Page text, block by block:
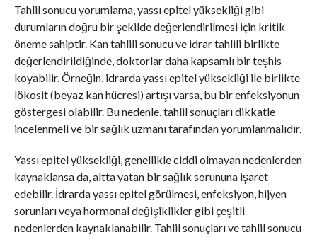
Tahlil sonucu yorumlama, yassı epitel yüksekliği gibi
durumların doğru bir şekilde değerlendirilmesi için kritik
öneme sahiptir. Kan tahlili sonucu ve idrar tahlili birlikte
değerlendirildiğinde, doktorlar daha kapsamlı bir teşhis
koyabilir. Örneğin, idrarda yassı epitel yüksekliği ile birlikte
lökosit (beyaz kan hücresi) artışı varsa, bu bir enfeksiyonun
göstergesi olabilir. Bu nedenle, tahlil sonuçları dikkatle
incelenmeli ve bir sağlık uzmanı tarafından yorumlanmalıdır.
Yassı epitel yüksekliği, genellikle ciddi olmayan nedenlerden
kaynaklansa da, altta yatan bir sağlık sorununa işaret
edebilir. İdrarda yassı epitel görülmesi, enfeksiyon, hijyen
sorunları veya hormonal değişiklikler gibi çeşitli
nedenlerden kaynaklanabilir. Tahlil sonuçları ve tahlil sonucu